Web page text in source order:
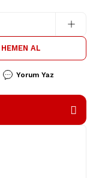
HEMEN AL
Yorum Yaz